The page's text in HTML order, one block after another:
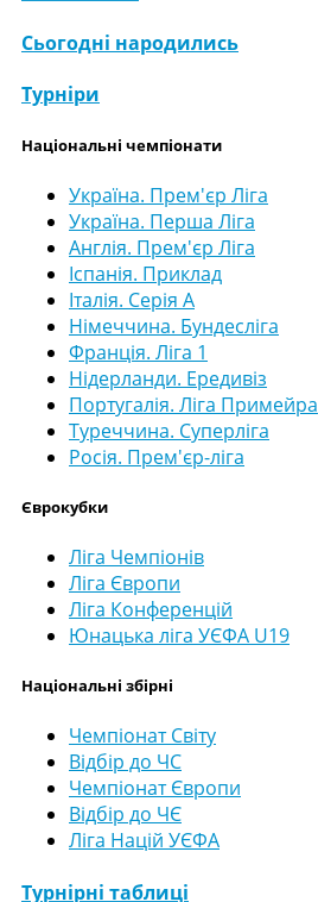
Сьогодні народились
Турніри
Національні чемпіонати
Україна. Прем'єр Ліга
Україна. Перша Ліга
Англія. Прем'єр Ліга
Іспанія. Приклад
Італія. Серія А
Німеччина. Бундесліга
Франція. Ліга 1
Нідерланди. Ередивіз
Португалія. Ліга Примейра
Туреччина. Суперліга
Росія. Прем'єр-ліга
Єврокубки
Ліга Чемпіонів
Ліга Європи
Ліга Конференцій
Юнацька ліга УЄФА U19
Національні збірні
Чемпіонат Світу
Відбір до ЧС
Чемпіонат Європи
Відбір до ЧЄ
Ліга Націй УЄФА
Турнірні таблиці